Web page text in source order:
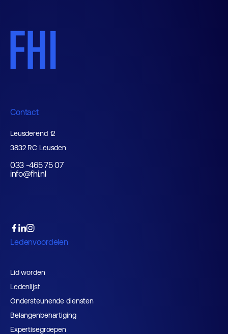
Contact
Leusderend 12
3832 RC Leusden
033 -465 75 07
info@fhi.nl
Ledenvoordelen
Lid worden
Ledenlijst
Ondersteunende diensten
Belangenbehartiging
Expertisegroepen